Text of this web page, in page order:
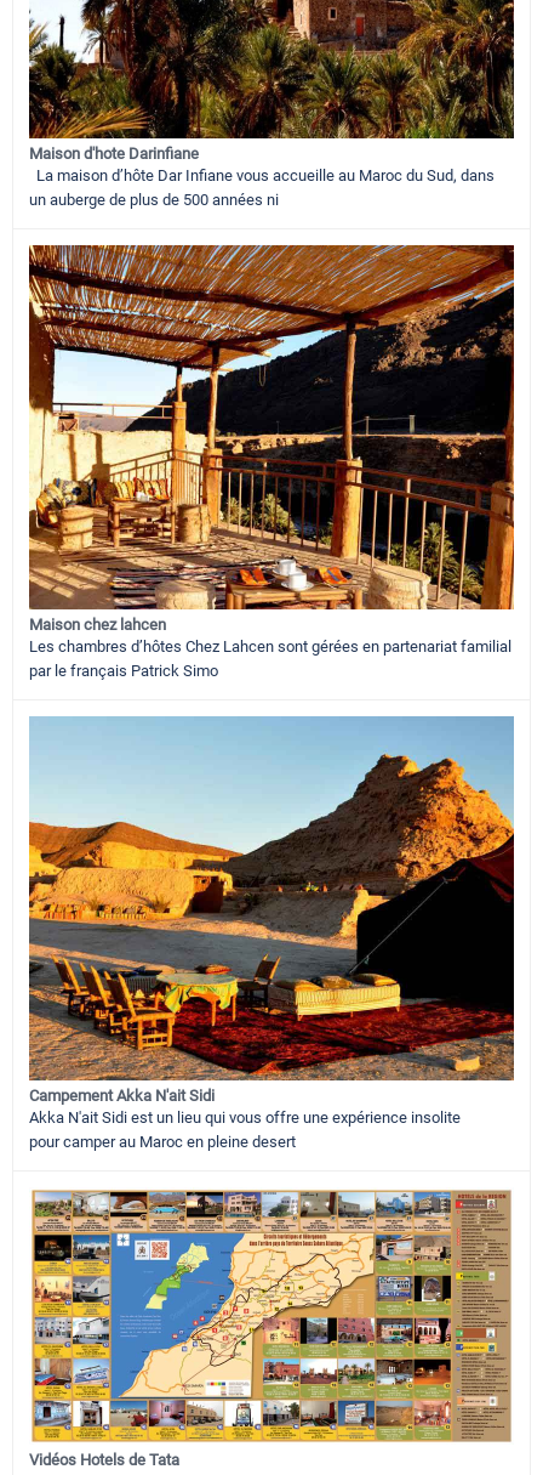
Maison d'hote Darinfiane
La maison d’hôte Dar Infiane vous accueille au Maroc du Sud, dans
un auberge de plus de 500 années ni
Maison chez lahcen
Les chambres d’hôtes Chez Lahcen sont gérées en partenariat familial
par le français Patrick Simo
Campement Akka N'ait Sidi
Akka N'ait Sidi est un lieu qui vous offre une expérience insolite
pour camper au Maroc en pleine desert
Vidéos Hotels de Tata